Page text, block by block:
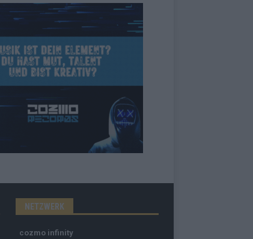
NETZWERK
cozmo infinity